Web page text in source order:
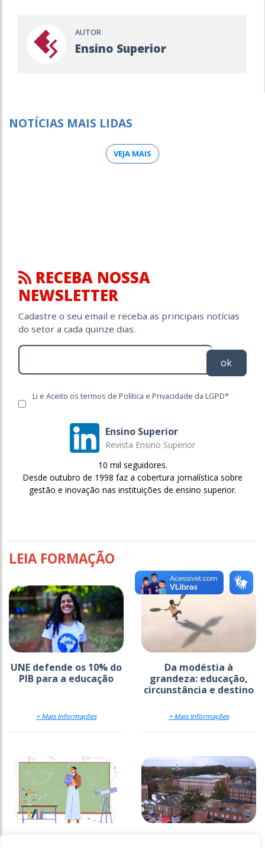
AUTOR
Ensino Superior
NOTÍCIAS MAIS LIDAS
VEJA MAIS
RECEBA NOSSA
NEWSLETTER
Cadastre o seu email e receba as principais notícias
do setor a cada quinze dias.
ok
Li e Aceito os termos de Política e Privacidade da LGPD*
Ensino Superior
Revista Ensino Superior
10 mil seguidores.
Desde outubro de 1998 faz a cobertura jornalística sobre
gestão e inovação nas instituições de ensino superior.
LEIA FORMAÇÃO
UNE defende os 10% do
PIB para a educação
+ Mais Informações
Da modéstia à
grandeza: educação,
circunstância e destino
+ Mais Informações